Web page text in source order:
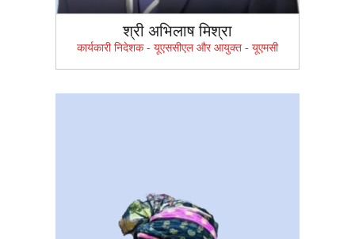
श्री अभिलाष मिश्रा
कार्यकारी निदेशक - यूएससीएल और आयुक्त - यूएमसी